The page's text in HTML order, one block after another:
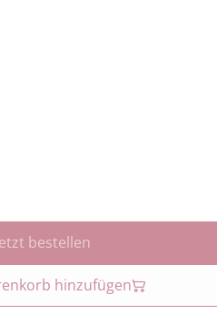
bestellen
hinzufügen